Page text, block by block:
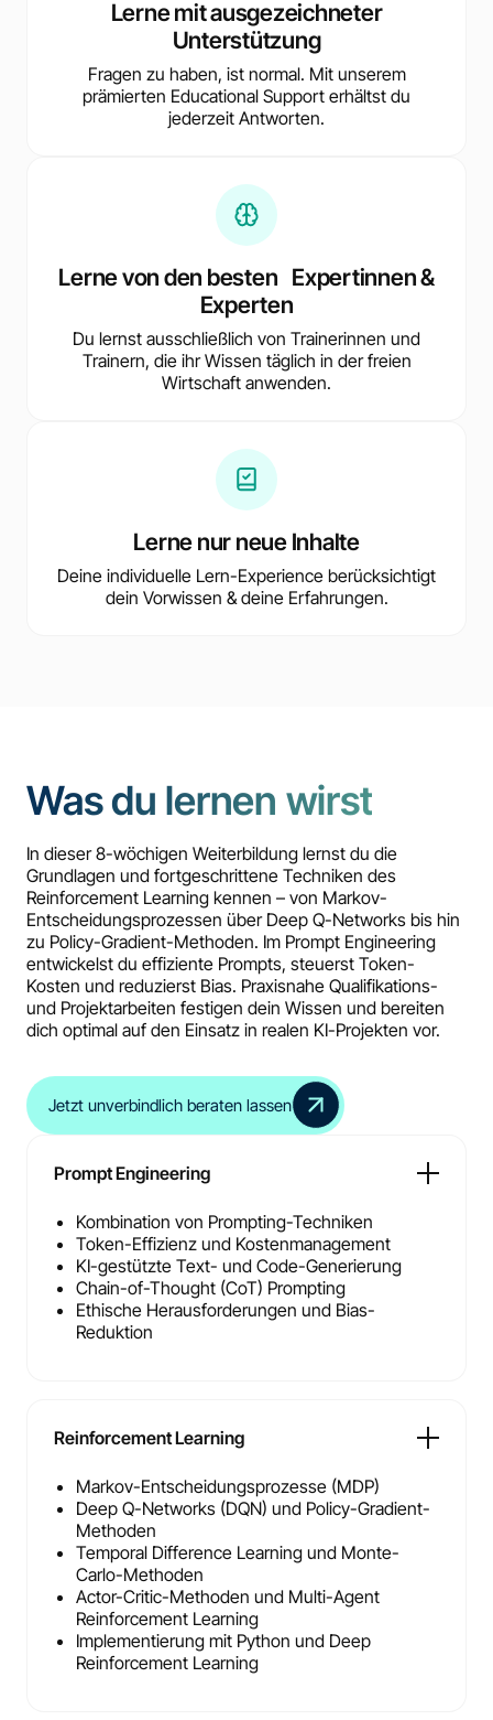
Lerne mit ausgezeichneter
Unterstützung
Fragen zu haben, ist normal. Mit unserem
prämierten Educational Support erhältst du
jederzeit Antworten.
Lerne von den besten Expertinnen &
Experten
Du lernst ausschließlich von Trainerinnen und
Trainern, die ihr Wissen täglich in der freien
Wirtschaft anwenden.
Lerne nur neue Inhalte
Deine individuelle Lern-Experience berücksichtigt
dein Vorwissen & deine Erfahrungen.
Was du lernen wirst
In dieser 8-wöchigen Weiterbildung lernst du die
Grundlagen und fortgeschrittene Techniken des
Reinforcement Learning kennen – von Markov-
Entscheidungsprozessen über Deep Q-Networks bis hin
zu Policy-Gradient-Methoden. Im Prompt Engineering
entwickelst du effiziente Prompts, steuerst Token-
Kosten und reduzierst Bias. Praxisnahe Qualifikations-
und Projektarbeiten festigen dein Wissen und bereiten
dich optimal auf den Einsatz in realen KI-Projekten vor.
Jetzt unverbindlich beraten lassen
Prompt Engineering
Kombination von Prompting-Techniken
Token-Effizienz und Kostenmanagement
KI-gestützte Text- und Code-Generierung
Chain-of-Thought (CoT) Prompting
Ethische Herausforderungen und Bias-
Reduktion
Reinforcement Learning
Markov-Entscheidungsprozesse (MDP)
Deep Q-Networks (DQN) und Policy-Gradient-
Methoden
Temporal Difference Learning und Monte-
Carlo-Methoden
Actor-Critic-Methoden und Multi-Agent
Reinforcement Learning
Implementierung mit Python und Deep
Reinforcement Learning